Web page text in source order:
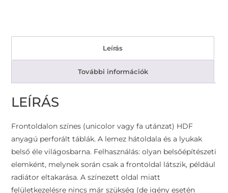
Leírás
További információk
LEÍRÁS
Frontoldalon színes (unicolor vagy fa utánzat) HDF
anyagú perforált táblák. A lemez hátoldala és a lyukak
belső éle világosbarna. Felhasználás: olyan belsőépítészeti
elemként, melynek során csak a frontoldal látszik, például
radiátor eltakarása. A színezett oldal miatt
felületkezelésre nincs már szükség (de igény esetén